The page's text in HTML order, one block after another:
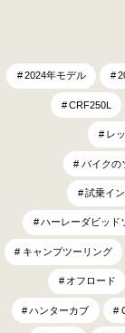
2024年モデル
CRF250L
レ
バイクの
試乗イ
ハーレーダビッド
キャンプツーリング
オフロード
ハンターカブ